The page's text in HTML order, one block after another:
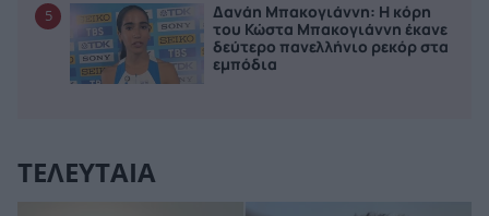
5
Δανάη Μπακογιάννη: Η κόρη
του Κώστα Μπακογιάννη έκανε
δεύτερο πανελλήνιο ρεκόρ στα
εμπόδια
ΤΕΛΕΥΤΑΙΑ